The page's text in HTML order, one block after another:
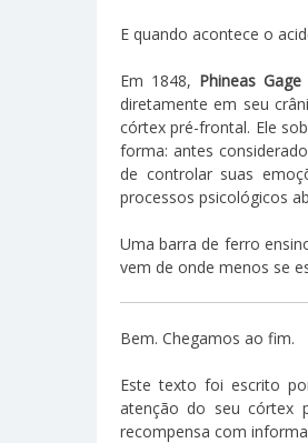
E quando acontece o
Em 1848, Phineas Gage
diretamente em seu
córtex pré-frontal. Ele
forma: antes
de controlar suas
processos psicológicos
Uma barra de ferro
vem de onde menos se
Bem. Chegamos ao fim.
Este texto foi escrito
atenção do seu córtex
recompensa com